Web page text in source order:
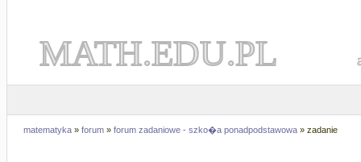
MATH.EDU.PL
matematyka » forum » forum zadaniowe - szko�a ponadpodstawowa » zadanie